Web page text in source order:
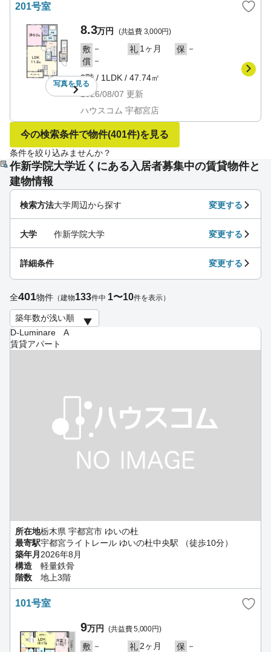
201号室
写真を見る
8.3万円 (共益費 3,000円)
敷 － 礼 1ヶ月 保 －
償 －
2階/ 1LDK / 47.74㎡
2026/08/07 更新
ハウスコム 宇都宮店
今の検索条件で物件(401件)を見る
条件を絞り込みませんか？
作新学院大学近くにある入居者募集中の賃貸物件と
建物情報
D-Luminare A
賃貸アパート
所在地栃木県 宇都宮市 ゆいの杜
最寄駅宇都宮ライトレール ゆいの杜中央駅 （徒歩10分）
築年月2026年8月
構造
軽量鉄骨
階数
地上3階
101号室
9万円 (共益費 5,000円)
敷 － 礼 2ヶ月 保 －
検索方法大学周辺から探す 変更する
大学 作新学院大学 変更する
詳細条件 変更する
全401物件 （建物133件中 1〜10件を表示）